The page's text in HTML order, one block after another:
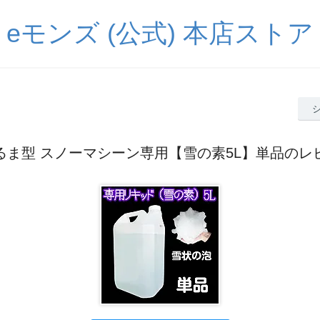
eモンズ (公式) 本店ストア
ま型 スノーマシーン専用【雪の素5L】単品のレ